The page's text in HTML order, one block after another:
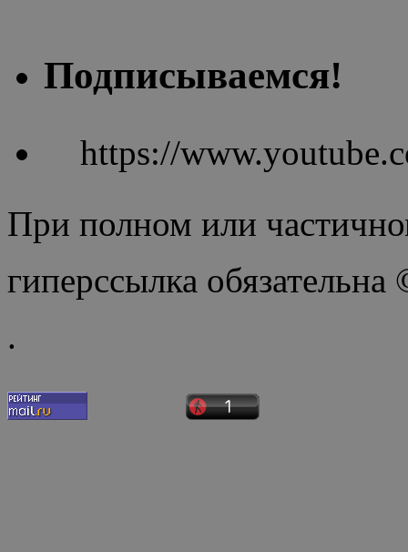
Подписываемся!
https://
При полном или
гиперссылка
.